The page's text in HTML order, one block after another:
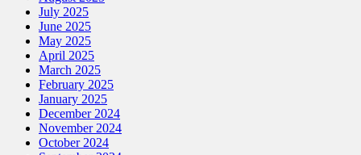
July 2025
June 2025
May 2025
April 2025
March 2025
February 2025
January 2025
December 2024
November 2024
October 2024